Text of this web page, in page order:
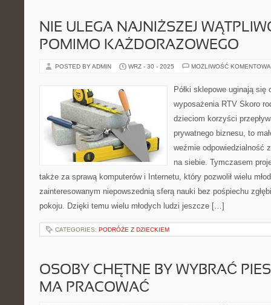
NIE ULEGA NAJNIŻSZEJ
POMIMO KAŻDORAZOWEGO
POSTED BY ADMIN WRZ - 30 - 2025 MOŻLIWOŚĆ
Półki sklepowe uginają się
wyposażenia RTV Skoro
dzieciom korzyści
prywatnego biznesu, to
weźmie odpowiedzialność
na siebie. Tymczasem
także za sprawą komputerów i Internetu, który pozwolił wielu
zainteresowanym niepowszednią sferą nauki bez pośpiechu
pokoju. Dzięki temu wielu młodych ludzi jeszcze […]
CATEGORIES: PODRÓŻE Z DZIECKIEM
OSOBY CHĘTNE BY WYBRAĆ
MA PRACOWAĆ